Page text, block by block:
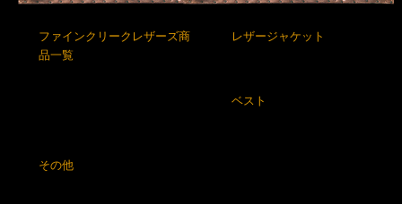
ファインクリークレザーズ商
品一覧
レザージャケット
ベスト
その他